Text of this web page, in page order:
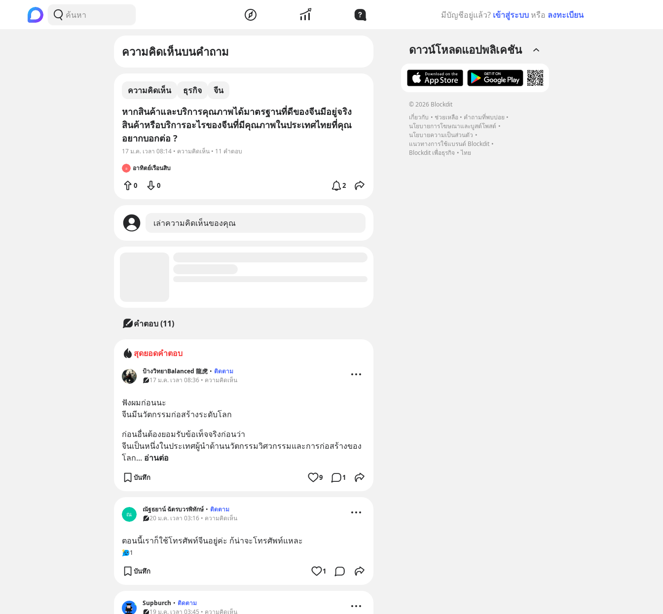
มีบัญชีอยู่แล้ว? เข้าสู่ระบบ หรือ ลงทะเบียน
ความคิดเห็นบนคำถาม
ความคิดเห็น ธุรกิจ จีน
หากสินค้าและบริการคุณภาพได้มาตรฐานที่ดีของจีนมีอยู่จริง
สินค้าหรือบริการอะไรของจีนที่มีคุณภาพในประเทศไทยที่คุณ
อยากบอกต่อ ?
17 ม.ค. เวลา 08:14 • ความคิดเห็น • 11 คำตอบ
อ อาทิตย์เรือนสิบ
0 0 2
เล่าความคิดเห็นของคุณ
คำตอบ (11)
สุดยอดคำตอบ
ป้างวิทยาBalanced 龍虎 • ติดตาม
17 ม.ค. เวลา 08:36 • ความคิดเห็น
ฟังผมก่อนนะ
จีนมีนวัตกรรมก่อสร้างระดับโลก
ก่อนอื่นต้องยอมรับข้อเท็จจริงก่อนว่า
จีนเป็นหนึ่งในประเทศผู้นำด้านนวัตกรรมวิศวกรรมและการก่อสร้างของ
โลก... อ่านต่อ
บันทึก 9 1
ณ
ณัฐธยาน์ ฉัตรบวรพิทักษ์ • ติดตาม
20 ม.ค. เวลา 03:16 • ความคิดเห็น
ตอนนี้เราก็ใช้โทรศัพท์จีนอยู่ค่ะ ก้น่าจะโทรศัพท์แหละ
1
บันทึก 1
Supburch • ติดตาม
19 ม.ค. เวลา 03:45 • ความคิดเห็น
ดาวน์โหลดแอปพลิเคชัน
© 2026 Blockdit
เกี่ยวกับ
ช่วยเหลือ
คำถามที่พบบ่อย
นโยบายการโฆษณาและบูสต์โพสต์
นโยบายความเป็นส่วนตัว
แนวทางการใช้แบรนด์ Blockdit
Blockdit เพื่อธุรกิจ
ไทย